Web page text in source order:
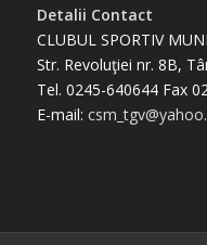
Detalii Contact
CLUBUL SPORTIV
Str. Revoluţiei nr. 8B,
Tel. 0245-640644 Fax
E-mail: